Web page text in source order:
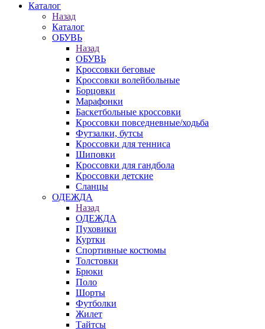
Каталог
Назад
Каталог
ОБУВЬ
Назад
ОБУВЬ
Кроссовки беговые
Кроссовки волейбольные
Борцовки
Марафонки
Баскетбольные кроссовки
Кроссовки повседневные/ходьба
Футзалки, бутсы
Кроссовки для тенниса
Шиповки
Кроссовки для гандбола
Кроссовки детские
Сланцы
ОДЕЖДА
Назад
ОДЕЖДА
Пуховики
Куртки
Спортивные костюмы
Толстовки
Брюки
Поло
Шорты
Футболки
Жилет
Тайтсы